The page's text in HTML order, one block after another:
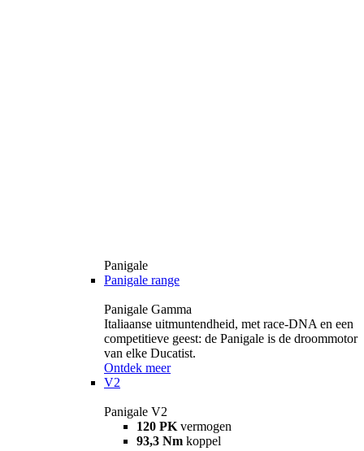
Panigale
Panigale range
Panigale Gamma
Italiaanse uitmuntendheid, met race-DNA en een
competitieve geest: de Panigale is de droommotor
van elke Ducatist.
Ontdek meer
V2
Panigale V2
120 PK vermogen
93,3 Nm koppel